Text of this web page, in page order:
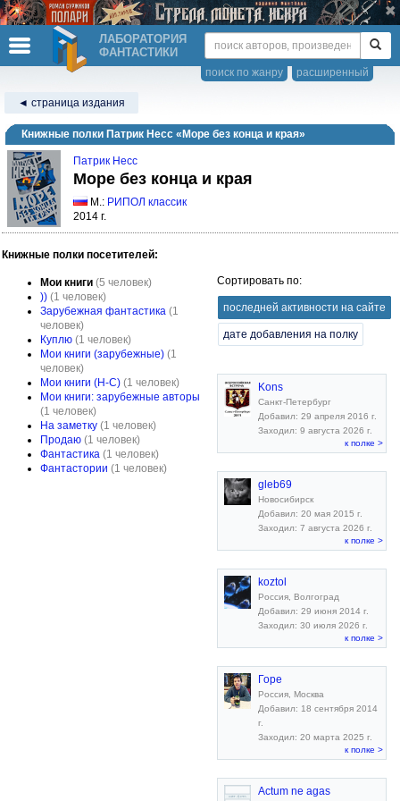
ЛАБОРАТОРИЯ
ФАНТАСТИКИ
расширенный
поиск по жанру
◄ страница издания
Книжные полки Патрик Несс «Море без конца и края»
Патрик Несс
Море без конца и края
М.: РИПОЛ классик
2014 г.
Книжные полки посетителей:
Мои книги (5 человек)
)) (1 человек)
Зарубежная фантастика (1
человек)
Куплю (1 человек)
Мои книги (зарубежные) (1
человек)
Мои книги (Н-С) (1 человек)
Мои книги: зарубежные авторы
(1 человек)
На заметку (1 человек)
Продаю (1 человек)
Фантастика (1 человек)
Фантастории (1 человек)
Сортировать по:
последней активности на сайте
дате добавления на полку
Kons
Санкт-Петербург
Добавил: 29 апреля 2016 г.
Заходил: 9 августа 2026 г.
к полке >
gleb69
Новосибирск
Добавил: 20 мая 2015 г.
Заходил: 7 августа 2026 г.
к полке >
koztol
Россия, Волгоград
Добавил: 29 июня 2014 г.
Заходил: 30 июля 2026 г.
к полке >
Горе
Россия, Москва
Добавил: 18 сентября 2014
г.
Заходил: 20 марта 2025 г.
к полке >
Actum ne agas